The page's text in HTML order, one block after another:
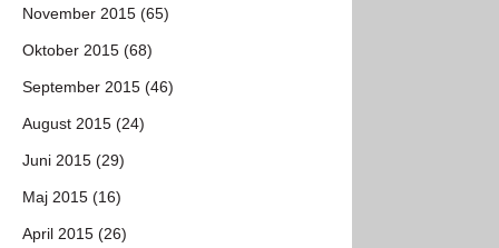
November 2015 (65)
Oktober 2015 (68)
September 2015 (46)
August 2015 (24)
Juni 2015 (29)
Maj 2015 (16)
April 2015 (26)